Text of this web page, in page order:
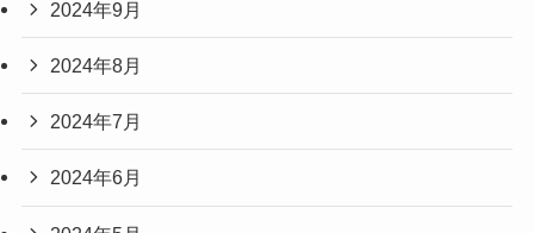
2024年9月
2024年8月
2024年7月
2024年6月